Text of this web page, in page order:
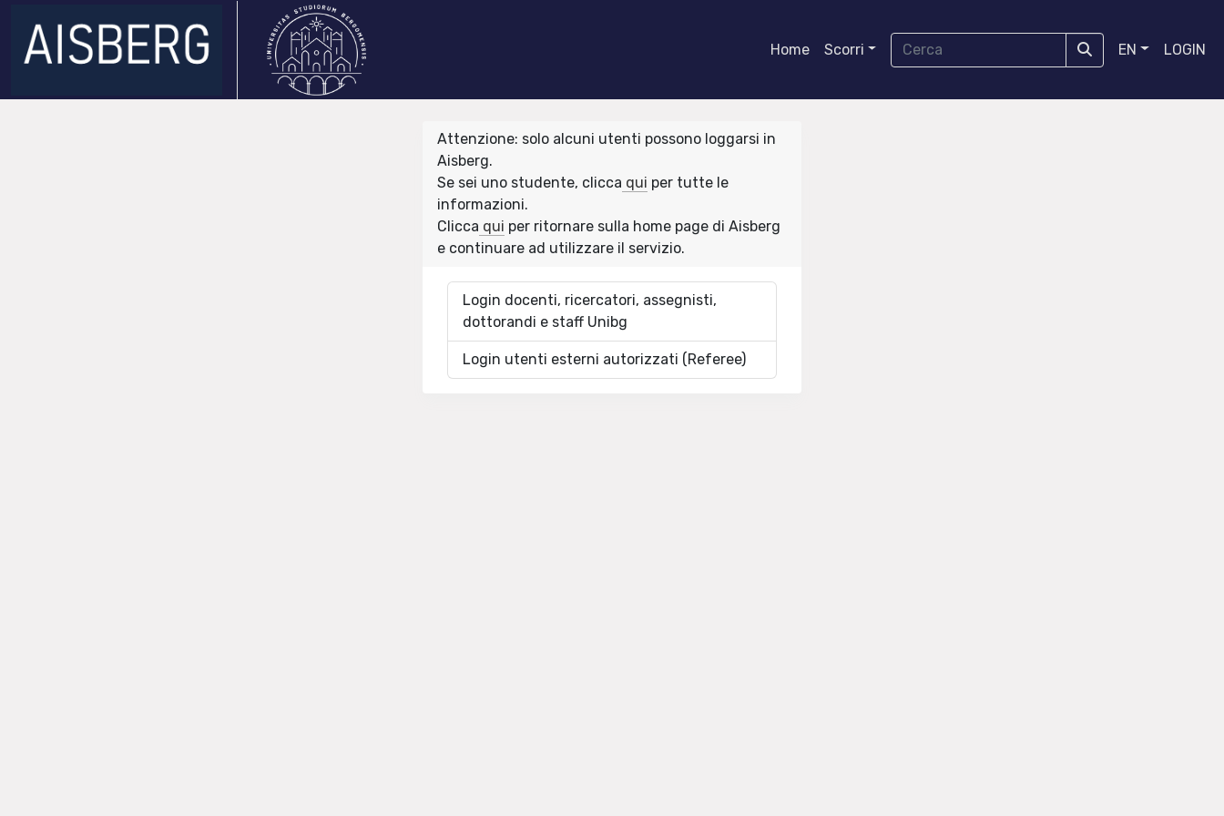
Home Scorri EN LOGIN
Attenzione: solo alcuni utenti possono loggarsi in
Aisberg.
Se sei uno studente, clicca qui per tutte le
informazioni.
Clicca qui per ritornare sulla home page di Aisberg
e continuare ad utilizzare il servizio.
Login docenti, ricercatori, assegnisti,
dottorandi e staff Unibg
Login utenti esterni autorizzati (Referee)